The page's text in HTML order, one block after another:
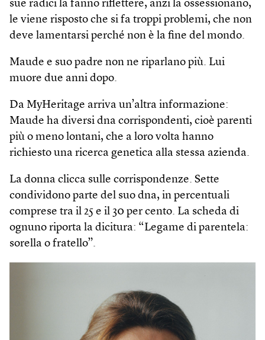
sue radici la fanno riflettere, anzi la ossessionano,
le viene risposto che si fa troppi problemi, che non
deve lamentarsi perché non è la fine del mondo.
Maude e suo padre non ne riparlano più. Lui
muore due anni dopo.
Da MyHeritage arriva un’altra informazione:
Maude ha diversi dna corrispondenti, cioè parenti
più o meno lontani, che a loro volta hanno
richiesto una ricerca genetica alla stessa azienda.
La donna clicca sulle corrispondenze. Sette
condividono parte del suo dna, in percentuali
comprese tra il 25 e il 30 per cento. La scheda di
ognuno riporta la dicitura: “Legame di parentela:
sorella o fratello”.